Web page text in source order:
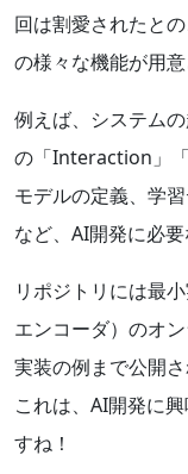
回は割愛されたと
の様々な機能が用意
例えば、システム
の「Interaction」
モデルの定義、学
など、AI開発に必
リポジトリには最
エンコーダ）のオ
実装の例まで公開
これは、AI開発に
すね！